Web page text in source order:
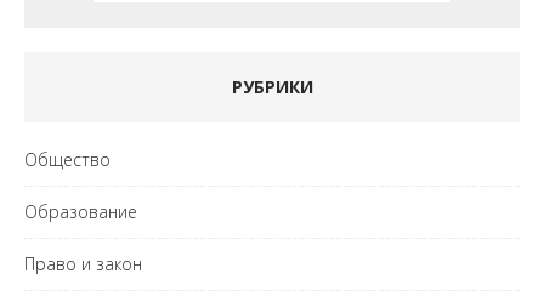
РУБРИКИ
Общество
Образование
Право и закон